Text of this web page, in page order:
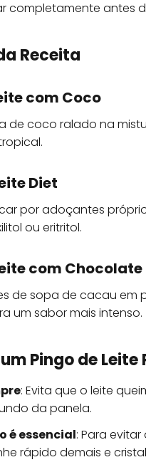
completamente antes
Receita
com Coco
de coco ralado na
Diet
por adoçantes
ou eritritol.
com Chocolate
de sopa de cacau em
um sabor mais intenso.
Pingo de Leite
: Evita que o leite
da panela.
é essencial: Para evitar
rápido demais e